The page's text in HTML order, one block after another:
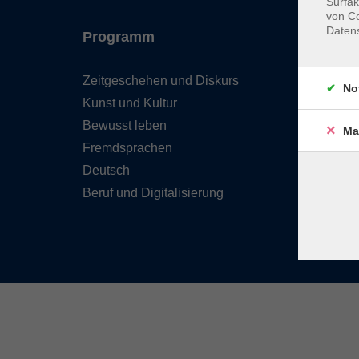
Programm
Zeitgeschehen und Diskurs
Kunst und Kultur
Bewusst leben
Fremdsprachen
Deutsch
Beruf und Digitalisierung
von